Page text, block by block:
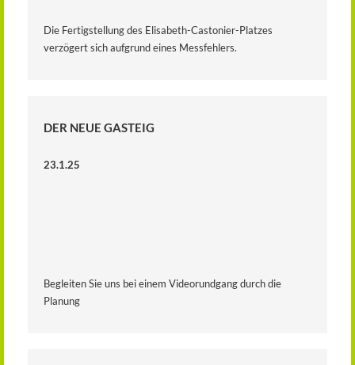
Die Fertigstellung des Elisabeth-Castonier-Platzes
verzögert sich aufgrund eines Messfehlers.
DER NEUE GASTEIG
23.1.25
Begleiten Sie uns bei einem Videorundgang durch die
Planung